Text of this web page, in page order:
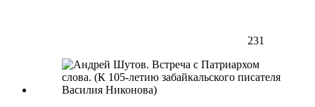
231